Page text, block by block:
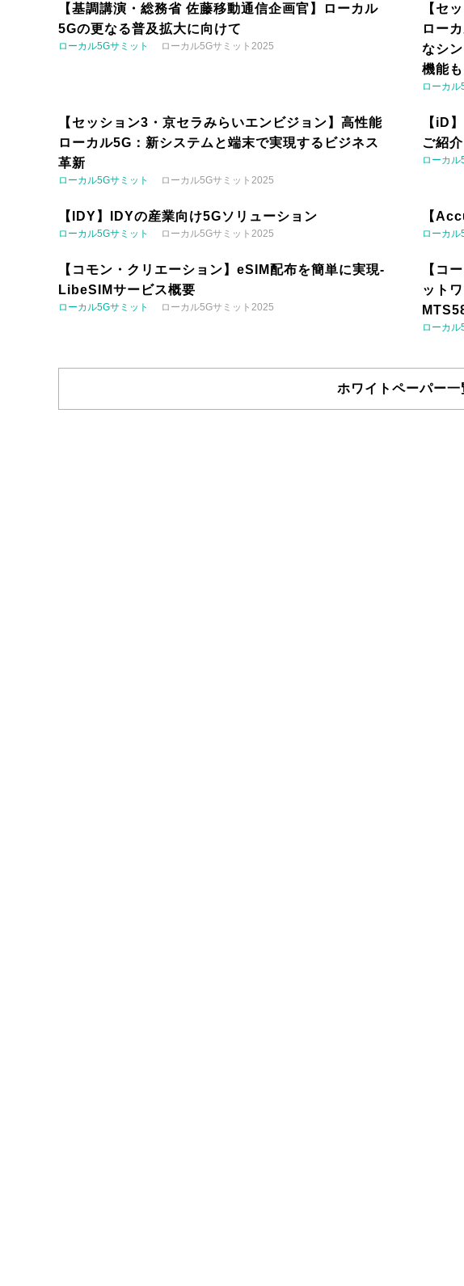
【基調講演・総務省 佐藤移動通信企画官】ローカル
5Gの更なる普及拡大に向けて
ローカル5Gサミット ローカル5Gサミット2025
【セ
ロー
なシ
機能
ローカル
【セッション3・京セラみらいエンビジョン】高性能
ローカル5G：新システムと端末で実現するビジネス
革新
ローカル5Gサミット ローカル5Gサミット2025
【iD
ご紹介
ローカル
【IDY】IDYの産業向け5Gソリューション
ローカル5Gサミット ローカル5Gサミット2025
【
ローカル
【コモン・クリエーション】eSIM配布を簡単に実現-
LibeSIMサービス概要
ローカル5Gサミット ローカル5Gサミット2025
【コ
ット
ローカル
ホワイトペーパー一